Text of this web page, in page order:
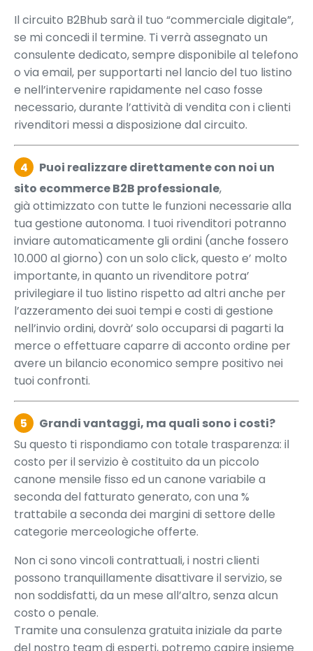
Il circuito B2Bhub sarà il tuo “commerciale digitale”,
se mi concedi il termine. Ti verrà assegnato un
consulente dedicato, sempre disponibile al telefono
o via email, per supportarti nel lancio del tuo listino
e nell’intervenire rapidamente nel caso fosse
necessario, durante l’attività di vendita con i clienti
rivenditori messi a disposizione dal circuito.
4
Puoi realizzare direttamente con noi un
sito ecommerce B2B professionale,
già ottimizzato con tutte le funzioni necessarie alla
tua gestione autonoma. I tuoi rivenditori potranno
inviare automaticamente gli ordini (anche fossero
10.000 al giorno) con un solo click, questo e’ molto
importante, in quanto un rivenditore potra’
privilegiare il tuo listino rispetto ad altri anche per
l’azzeramento dei suoi tempi e costi di gestione
nell’invio ordini, dovrà’ solo occuparsi di pagarti la
merce o effettuare caparre di acconto ordine per
avere un bilancio economico sempre positivo nei
tuoi confronti.
5
Grandi vantaggi, ma quali sono i costi?
Su questo ti rispondiamo con totale trasparenza: il
costo per il servizio è costituito da un piccolo
canone mensile fisso ed un canone variabile a
seconda del fatturato generato, con una %
trattabile a seconda dei margini di settore delle
categorie merceologiche offerte.
Non ci sono vincoli contrattuali, i nostri clienti
possono tranquillamente disattivare il servizio, se
non soddisfatti, da un mese all’altro, senza alcun
costo o penale.
Tramite una consulenza gratuita iniziale da parte